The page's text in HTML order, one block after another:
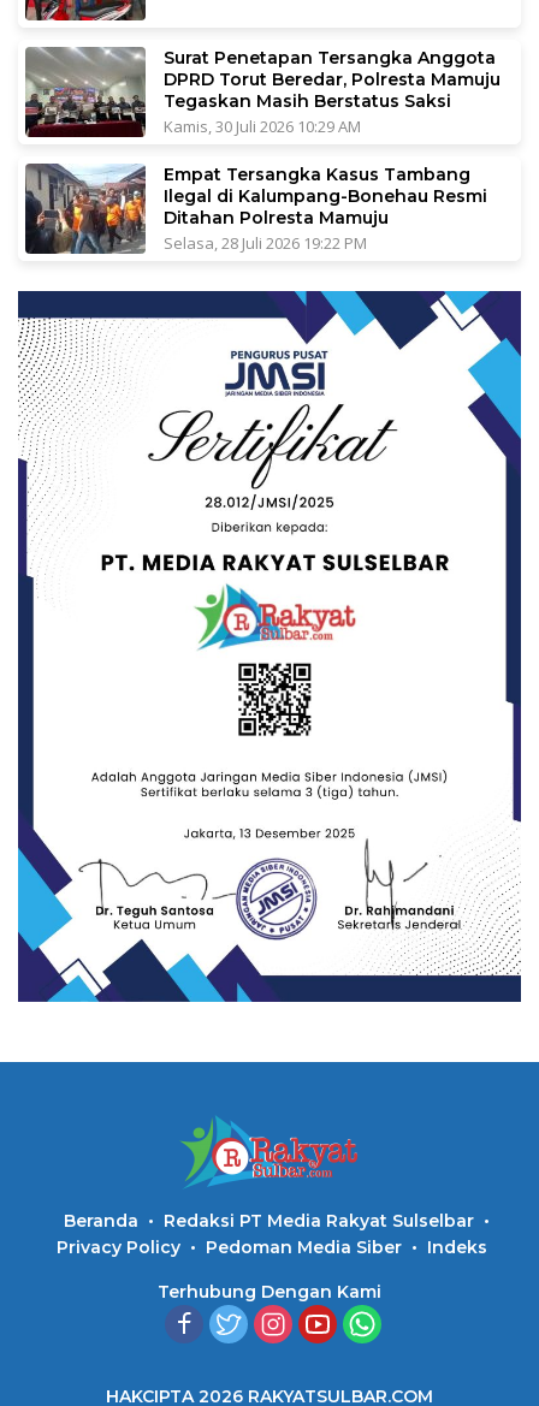
Surat Penetapan Tersangka Anggota
DPRD Torut Beredar, Polresta Mamuju
Tegaskan Masih Berstatus Saksi
Kamis, 30 Juli 2026 10:29 AM
Empat Tersangka Kasus Tambang
Ilegal di Kalumpang-Bonehau Resmi
Ditahan Polresta Mamuju
Selasa, 28 Juli 2026 19:22 PM
Beranda
Redaksi PT Media Rakyat Sulselbar
Privacy Policy
Pedoman Media Siber Indeks
Terhubung Dengan Kami
HAKCIPTA 2026 RAKYATSULBAR.COM